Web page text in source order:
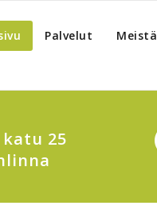
Palvelut Meistä
25